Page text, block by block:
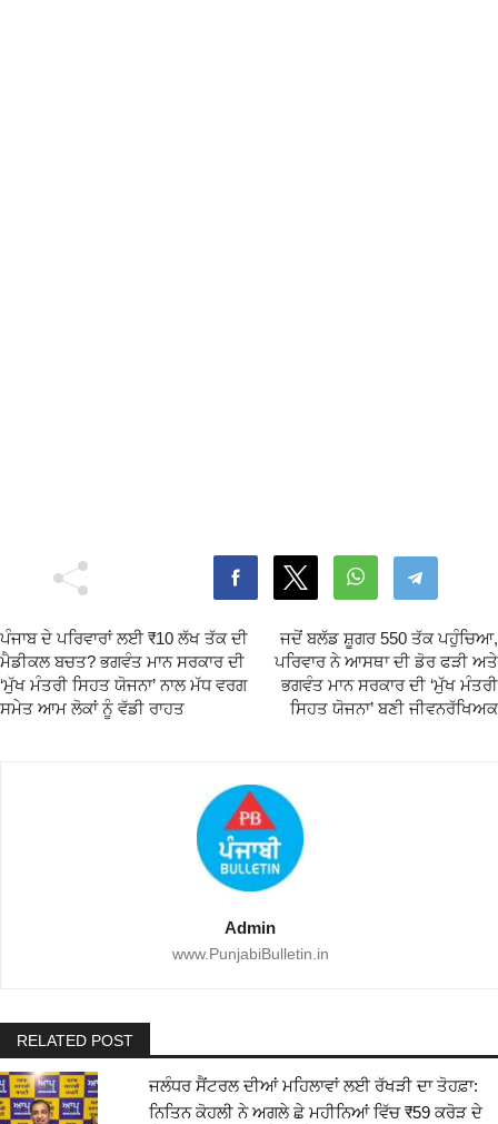
ਪੰਜਾਬ ਦੇ ਪਰਿਵਾਰਾਂ ਲਈ ₹10 ਲੱਖ ਤੱਕ ਦੀ
ਮੈਡੀਕਲ ਬਚਤ? ਭਗਵੰਤ ਮਾਨ ਸਰਕਾਰ ਦੀ
‘ਮੁੱਖ ਮੰਤਰੀ ਸਿਹਤ ਯੋਜਨਾ’ ਨਾਲ ਮੱਧ ਵਰਗ
ਸਮੇਤ ਆਮ ਲੋਕਾਂ ਨੂੰ ਵੱਡੀ ਰਾਹਤ
ਜਦੋਂ ਬਲੱਡ ਸ਼ੂਗਰ 550 ਤੱਕ ਪਹੁੰਚਿਆ,
ਪਰਿਵਾਰ ਨੇ ਆਸਥਾ ਦੀ ਡੋਰ ਫੜੀ ਅਤੇ
ਭਗਵੰਤ ਮਾਨ ਸਰਕਾਰ ਦੀ ‘ਮੁੱਖ ਮੰਤਰੀ
ਸਿਹਤ ਯੋਜਨਾ’ ਬਣੀ ਜੀਵਨਰੱਖਿਅਕ
Admin
www.PunjabiBulletin.in
RELATED POST
ਜਲੰਧਰ ਸੈਂਟਰਲ ਦੀਆਂ ਮਹਿਲਾਵਾਂ ਲਈ ਰੱਖੜੀ ਦਾ ਤੋਹਫ਼ਾ:
ਨਿਤਿਨ ਕੋਹਲੀ ਨੇ ਅਗਲੇ ਛੇ ਮਹੀਨਿਆਂ ਵਿੱਚ ₹59 ਕਰੋੜ ਦੇ